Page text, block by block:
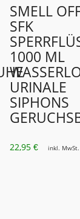
SMELL
SFK
1000 ML
URINALE
SIPHONS
22,95€ inkl. MwSt.